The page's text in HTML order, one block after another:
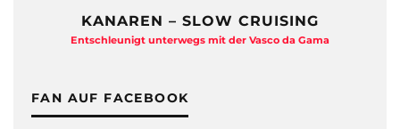
KANAREN – SLOW CRUISING
Entschleunigt unterwegs mit der Vasco da Gama
FAN AUF FACEBOOK